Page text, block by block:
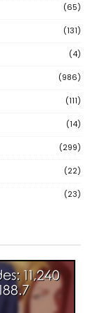
(65)
(131)
(4)
(986)
(111)
(14)
(299)
(22)
(23)